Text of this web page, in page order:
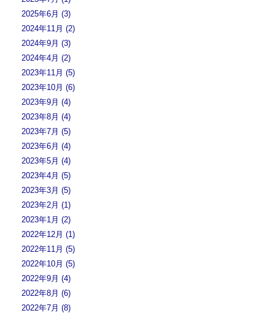
2025年6月 (3)
2024年11月 (2)
2024年9月 (3)
2024年4月 (2)
2023年11月 (5)
2023年10月 (6)
2023年9月 (4)
2023年8月 (4)
2023年7月 (5)
2023年6月 (4)
2023年5月 (4)
2023年4月 (5)
2023年3月 (5)
2023年2月 (1)
2023年1月 (2)
2022年12月 (1)
2022年11月 (5)
2022年10月 (5)
2022年9月 (4)
2022年8月 (6)
2022年7月 (8)